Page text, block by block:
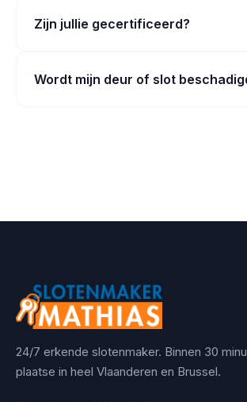
Zijn jullie gecertificeerd?
Wordt mijn deur of slot
24/7 erkende slotenmaker. Binnen 30
plaatse in heel Vlaanderen en Brussel.